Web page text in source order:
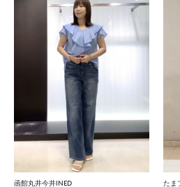
函館丸井今井INED たま